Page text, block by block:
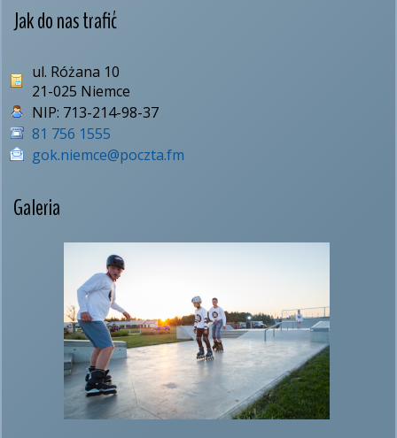
Jak do nas trafić
ul. Różana 10
21-025 Niemce
NIP: 713-214-98-37
81 756 1555
gok.niemce@poczta.fm
Galeria